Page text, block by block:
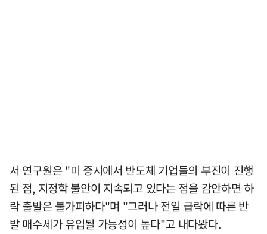
서 연구원은 "미 증시에서 반도체 기업들의 부진이 진행
된 점, 지정학 불안이 지속되고 있다는 점을 감안하면 하
락 출발은 불가피하다"며 "그러나 전일 급락에 따른 반
발 매수세가 유입될 가능성이 높다"고 내다봤다.